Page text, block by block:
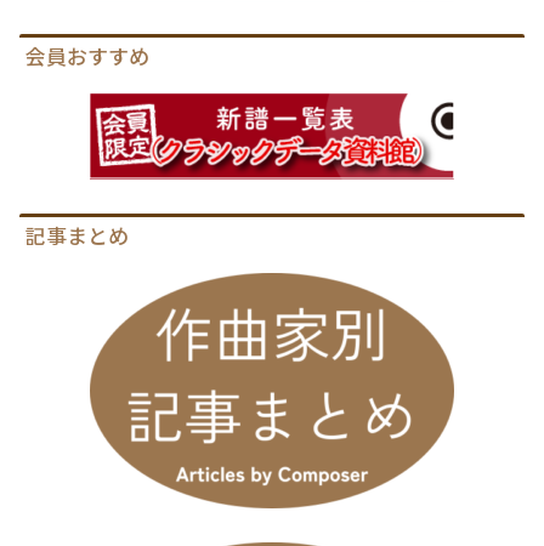
会員おすすめ
記事まとめ